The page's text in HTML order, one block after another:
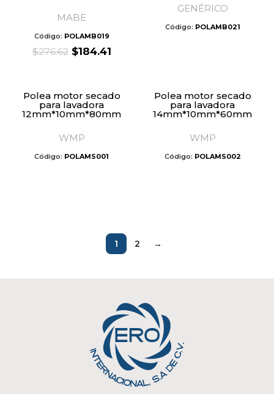
MABE
Código: POLAMB019
$276.62 Original
$184.41Current
GENÉRICO
Código: POLAMB021
Polea motor secado
para lavadora
12mm*10mm*80mm
WMP
Código: POLAMS001
Polea motor secado
para lavadora
14mm*10mm*60mm
WMP
Código: POLAMS002
1 2 →